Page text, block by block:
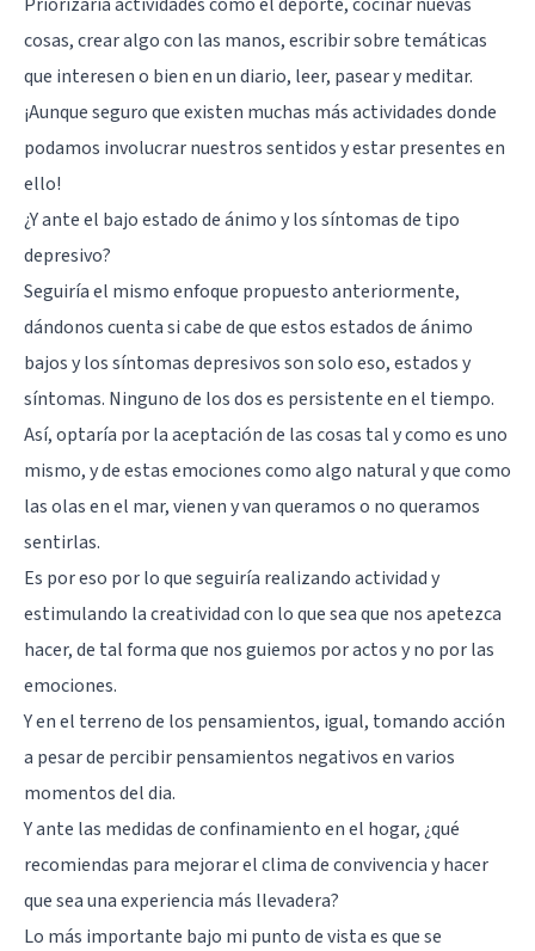
cosas, crear algo con las manos, escribir sobre temáticas
que interesen o bien en un diario, leer, pasear y meditar.
¡Aunque seguro que existen muchas más actividades donde
podamos involucrar nuestros sentidos y estar presentes en
ello!
¿Y ante el bajo estado de ánimo y los síntomas de tipo
depresivo?
Seguiría el mismo enfoque propuesto anteriormente,
dándonos cuenta si cabe de que estos estados de ánimo
bajos y lossíntomas depresivosson solo eso, estados y
síntomas. Ninguno de los dos es persistente en el tiempo.
Así, optaría por la aceptación de las cosas tal y como es uno
mismo, y de estas emociones como algo natural y que como
las olas en el mar, vienen y van queramos o no queramos
sentirlas.
Es por eso por lo que seguiría realizando actividad y
estimulando la creatividad con lo que sea que nos apetezca
hacer, de tal forma que nos guiemos por actos y no por las
emociones.
Y en el terreno de los pensamientos, igual, tomando acción
a pesar de percibir pensamientos negativos en varios
momentos del dia.
Y ante las medidas de confinamiento en el hogar, ¿qué
recomiendas para mejorar el clima de convivencia y hacer
que sea una experiencia más llevadera?
Lo más importante bajo mi punto de vista es que se